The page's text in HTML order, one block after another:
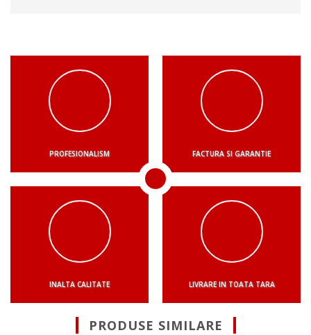
PROFESIONALISM FACTURA SI GARANTIE
INALTA CALITATE LIVRARE IN TOATA TARA
PRODUSE SIMILARE